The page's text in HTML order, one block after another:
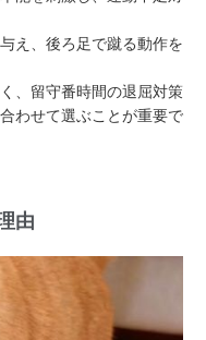
え、後ろ足で蹴る動作を
、留守番時間の退屈対策
わせて選ぶことが重要で
由